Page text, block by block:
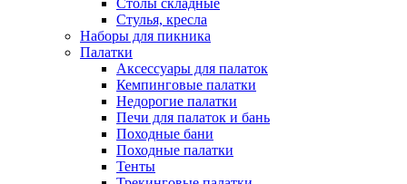
Столы складные
Стулья, кресла
Наборы для пикника
Палатки
Аксессуары для палаток
Кемпинговые палатки
Недорогие палатки
Печи для палаток и бань
Походные бани
Походные палатки
Тенты